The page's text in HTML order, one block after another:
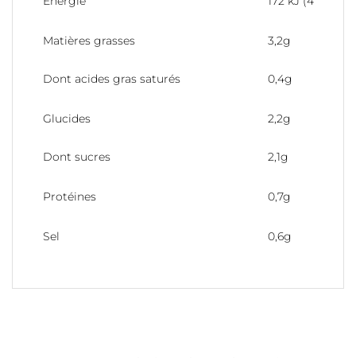
Matières grasses
Dont acides gras saturés
3,2g
0,4g
Glucides
Dont sucres
2,2g
2,1g
Protéines 0,7g
Sel 0,6g